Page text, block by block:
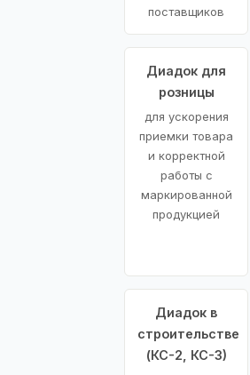
поставщиков
Диадок для
розницы
для ускорения
приемки товара
и корректной
работы с
маркированной
продукцией
Диадок в
строительстве
(КС-2, КС-3)